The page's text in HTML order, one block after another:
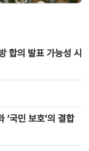
합의 발표 가능성 시
‘국민 보호’의 결합